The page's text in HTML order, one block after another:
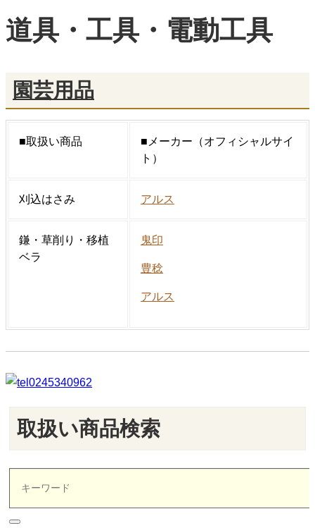
道具・工具・電動工具
園芸用品
■取扱い商品
■メーカー（オフィシャルサイ
ト）
刈込はさみ アルス
鎌・草削り・移植
ベラ
鬼印
豊稔
アルス
取扱い商品検索